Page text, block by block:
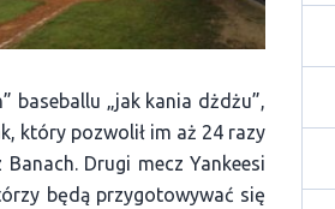
baseballu „jak kania dżdżu”,
który pozwolił im aż 24 razy
Drugi mecz Yankeesi
będą przygotowywać się